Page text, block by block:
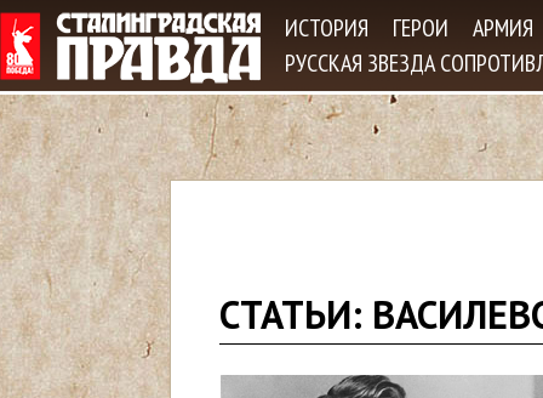
ИСТОРИЯ ГЕРОИ
АРМИЯ
РУССКАЯ ЗВЕЗДА
ы
СТАТЬИ: